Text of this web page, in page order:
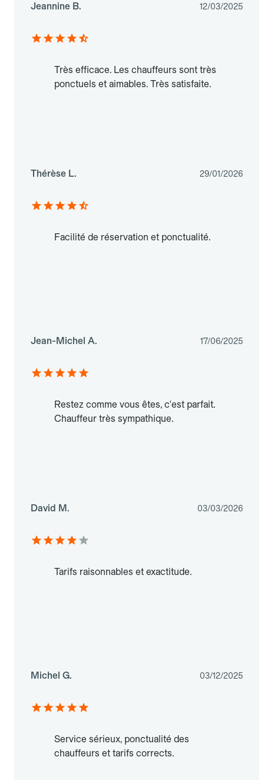
Jeannine B. 12/03/2025
Très efficace. Les chauffeurs sont très
ponctuels et aimables. Très satisfaite.
Thérèse L. 29/01/2026
Facilité de réservation et ponctualité.
Jean-Michel A. 17/06/2025
Restez comme vous êtes, c'est parfait.
Chauffeur très sympathique.
David M. 03/03/2026
Tarifs raisonnables et exactitude.
Michel G. 03/12/2025
Service sérieux, ponctualité des
chauffeurs et tarifs corrects.